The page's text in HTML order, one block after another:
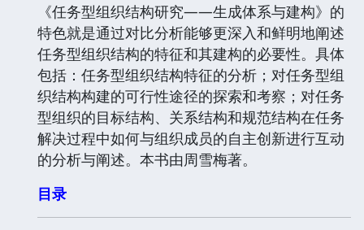
《任务型组织结构研究——生成体系与建构》的
特色就是通过对比分析能够更深入和鲜明地阐述
任务型组织结构的特征和其建构的必要性。具体
包括：任务型组织结构特征的分析；对任务型组
织结构构建的可行性途径的探索和考察；对任务
型组织的目标结构、关系结构和规范结构在任务
解决过程中如何与组织成员的自主创新进行互动
的分析与阐述。本书由周雪梅著。
目录